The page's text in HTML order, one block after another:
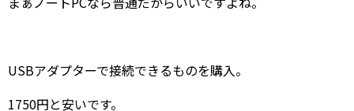
USBアダプターで接続できるものを購入。
1750円と安いです。